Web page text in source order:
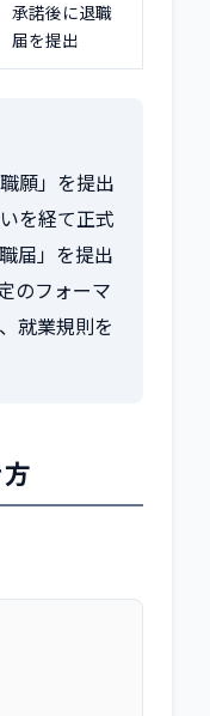
承諾後に退職
届を提出
願」を提出
を経て正式
届」を提出
のフォーマ
就業規則を